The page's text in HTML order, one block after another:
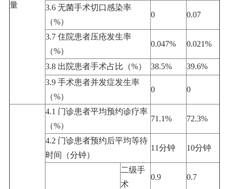
量
3.6 无菌手术切口感染率
（%）
0 0.07
3.7 住院患者压疮发生率
（%）
0.047% 0.021%
3.8 出院患者手术占比（%） 38.5%
39.6%
3.9 手术患者并发症发生率
（%）
0 0
4.1 门诊患者平均预约诊疗率
（%）
71.1% 72.3%
4.2 门诊患者预约后平均等待
时间（分钟）
11分钟 10分钟
二级手
术
0.9 0.7